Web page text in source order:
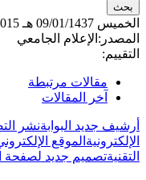
الخميس 09/01/1437 هـ
22/
المصدر: الإعلام الجامعي
التقييم:
مقالات مرتبطة
آخر المقالات
أرشيف جديد البوابةنشر
الإلكترونية الموقع
التقنيةتصميم جديد لصفحة